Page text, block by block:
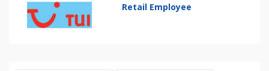
Retail Employee